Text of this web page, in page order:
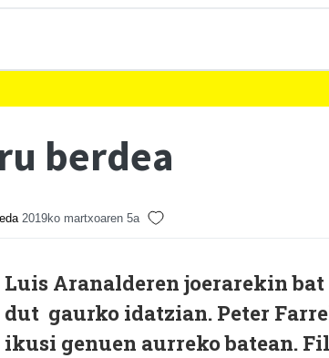
berdea
2019ko martxoaren 5a
Luis Aranalderen joerarekin
dut gaurko idatzian. Peter
ikusi genuen aurreko batean.